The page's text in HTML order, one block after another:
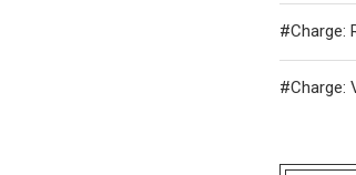
#Charge:
#Charge: